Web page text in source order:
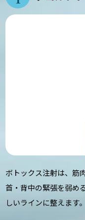
ボトックス注射は、筋
首・背中の緊張を弱め
しいラインに整えます。